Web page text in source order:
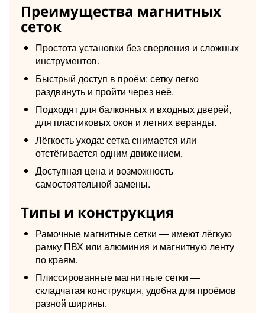
Преимущества магнитных
сеток
Простота установки без сверления и сложных
инструментов.
Быстрый доступ в проём: сетку легко
раздвинуть и пройти через неё.
Подходят для балконных и входных дверей,
для пластиковых окон и летних веранды.
Лёгкость ухода: сетка снимается или
отстёгивается одним движением.
Доступная цена и возможность
самостоятельной замены.
Типы и конструкция
Рамочные магнитные сетки — имеют лёгкую
рамку ПВХ или алюминия и магнитную ленту
по краям.
Плиссированные магнитные сетки —
складчатая конструкция, удобна для проёмов
разной ширины.